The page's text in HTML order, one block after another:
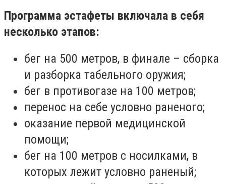
Программа эстафеты включала в себя
несколько этапов:
бег на 500 метров, в финале – сборка
и разборка табельного оружия;
бег в противогазе на 100 метров;
перенос на себе условно раненого;
оказание первой медицинской
помощи;
бег на 100 метров с носилками, в
которых лежит условно раненый;